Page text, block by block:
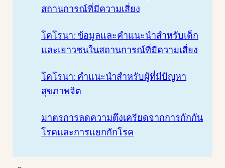
สถานการณ์ที่มีความเสี่ยง
โคโรนา: ข้อมูลและคําแนะนําสําหรับเด็ก
และเยาวชนในสถานการณ์ที่มีความเสี่ยง
โคโรนา: คําแนะนําสําหรับผู้ที่มีปัญหา
สุขภาพจิต
มาตรการลดความตึงเครียดจากการกักกัน
โรคและการแยกกักโรค